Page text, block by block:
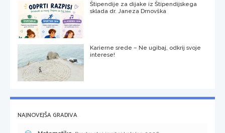
Štipendije za dijake iz Štipendijskega
sklada dr. Janeza Drnovška
Karierne srede – Ne ugibaj, odkrij svoje
interese!
NAJNOVEJŠA GRADIVA